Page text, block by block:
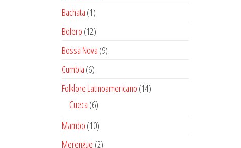
Bachata 11
producto
Bolero 1212
productos
Bossa Nova 99
Cumbia 66
productos
Folklore Latinoamericano 1414
Cueca 66
Mambo 1010
productos
Merengue 22